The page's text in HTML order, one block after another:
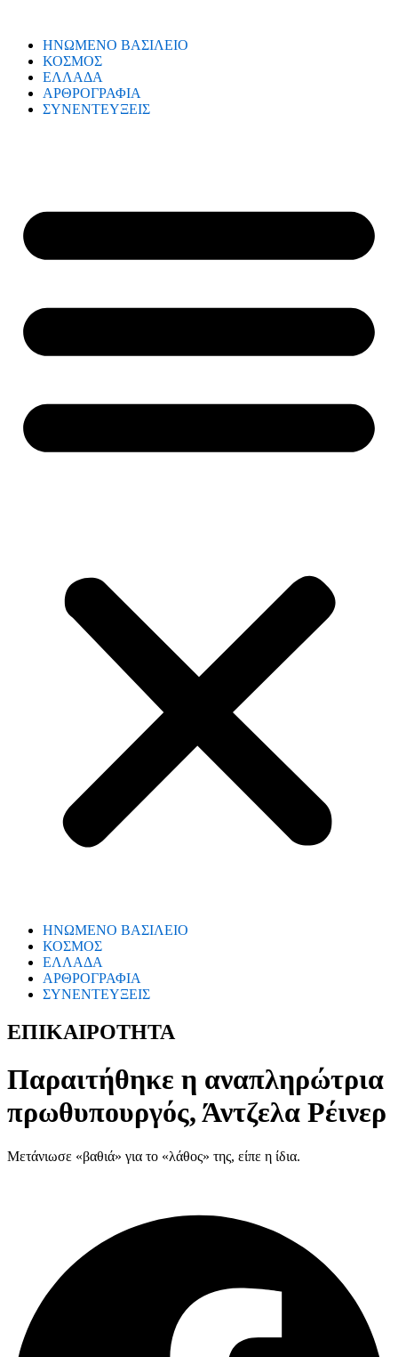
ΗΝΩΜΕΝΟ ΒΑΣΙΛΕΙΟ
ΚΟΣΜΟΣ
ΕΛΛΑΔΑ
ΑΡΘΡΟΓΡΑΦΙΑ
ΣΥΝΕΝΤΕΥΞΕΙΣ
ΗΝΩΜΕΝΟ ΒΑΣΙΛΕΙΟ
ΚΟΣΜΟΣ
ΕΛΛΑΔΑ
ΑΡΘΡΟΓΡΑΦΙΑ
ΣΥΝΕΝΤΕΥΞΕΙΣ
ΕΠΙΚΑΙΡΟΤΗΤΑ
Παραιτήθηκε η αναπληρώτρια
πρωθυπουργός, Άντζελα Ρέινερ
Μετάνιωσε «βαθιά» για το «λάθος» της, είπε η ίδια.